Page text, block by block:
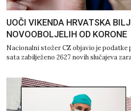
UOČI VIKENDA HRVATSKA
NOVOOBOLJELIH OD KORONE
Nacionalni stožer CZ objavio je podatke
sata zabilježeno 2627 novih slučajeva